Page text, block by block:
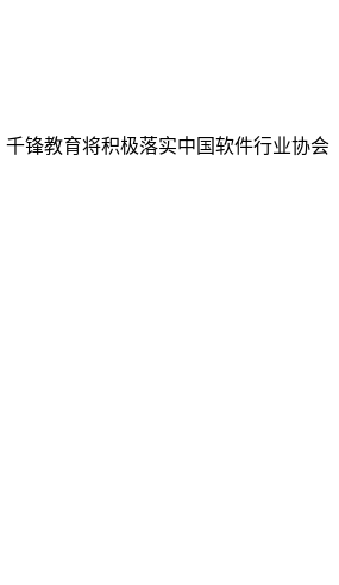
锋教育将积极落实中国软件行业协会